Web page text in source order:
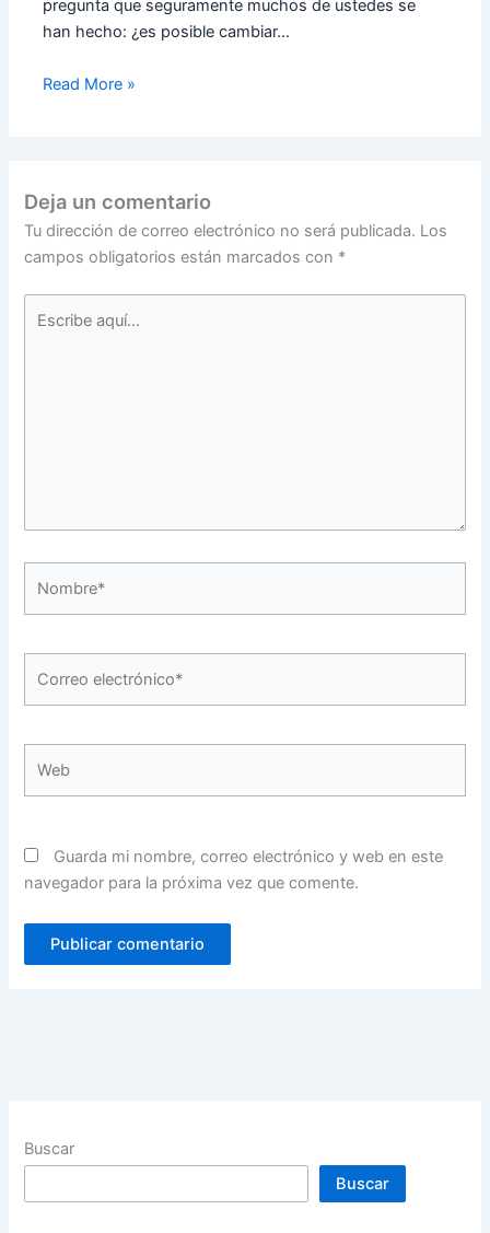
pregunta que seguramente muchos de ustedes se
han hecho: ¿es posible cambiar…
Read More »
Deja un comentario
Tu dirección de correo electrónico no será publicada. Los
campos obligatorios están marcados con *
aquí...
electrónico*
Guarda mi nombre, correo electrónico y web en este
navegador para la próxima vez que comente.
Buscar
Buscar